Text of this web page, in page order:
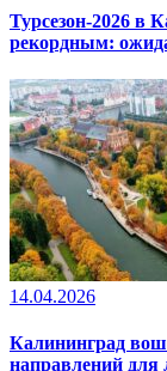
Турсезон-2026 в
рекордным:
14.04.2026
Калининград
направлений для